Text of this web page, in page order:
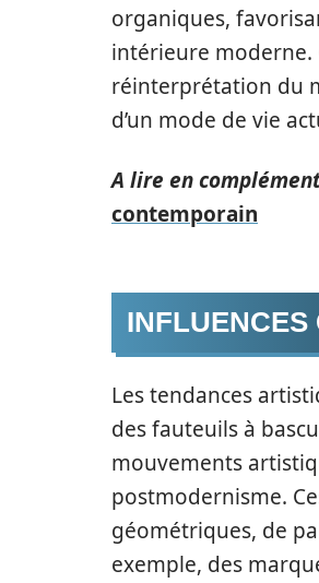
organiques,
intérieure moderne.
réinterprétation du
d’un mode de vie
A lire en
contemporain
INFLUENCES
Les tendances
des fauteuils à
mouvements
postmodernisme.
géométriques, de
exemple, des